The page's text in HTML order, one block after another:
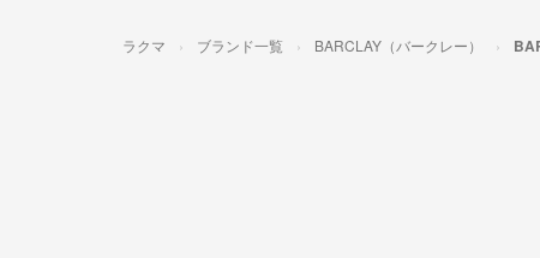
ラクマ ブランド一覧 BARCLAY（バークレー）